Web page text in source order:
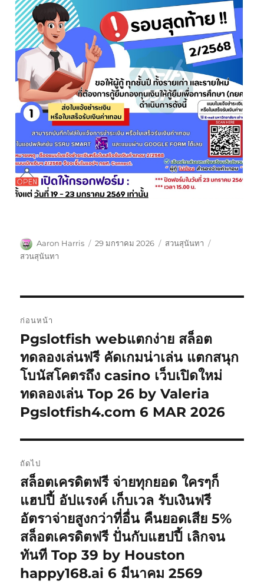
ผู้
เขียน
Aaron Harris
เขียน
29 มกราคม 2026
หมวด
สวนสุนันทา
สวนสุนันทา
เรื่อง
ก่อนหน้า
เรื่อง
ก่อน
หน้า:
Pgslotfish webแตกง่าย สล็อต
ทดลองเล่นฟรี คัดเกมน่าเล่น แตกสนุก
โบนัสโคตรถึง casino เว็บเปิดใหม่
ทดลองเล่น Top 26 by Valeria
Pgslotfish4.com 6 MAR 2026
ถัดไป
เรื่อง
ต่อ
ไป:
สล็อตเครดิตฟรี จ่ายทุกยอด ใครๆก็
แฮปปี้ อัปแรงค์ เก็บเวล รับเงินฟรี
อัตราจ่ายสูงกว่าที่อื่น คืนยอดเสีย 5%
สล็อตเครดิตฟรี ปั่นกับแฮปปี้ เลิกจน
ทันที Top 39 by Houston
happy168.ai 6 มีนาคม 2569